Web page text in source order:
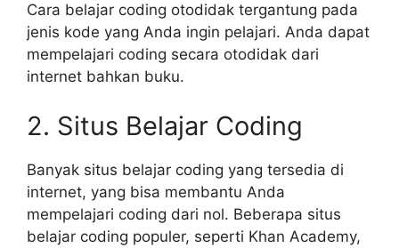
Cara belajar coding otodidak tergantung pada
jenis kode yang Anda ingin pelajari. Anda dapat
mempelajari coding secara otodidak dari
internet bahkan buku.
2. Situs Belajar Coding
Banyak situs belajar coding yang tersedia di
internet, yang bisa membantu Anda
mempelajari coding dari nol. Beberapa situs
belajar coding populer, seperti Khan Academy,